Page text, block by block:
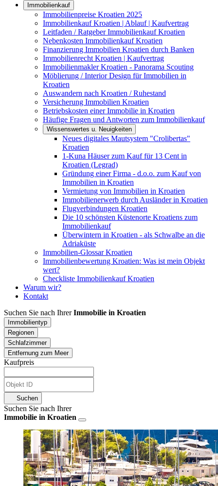
Immobilienkauf
Immobilienpreise Kroatien 2025
Immobilienkauf Kroatien | Ablauf | Kaufvertrag
Leitfaden / Ratgeber Immobilienkauf Kroatien
Nebenkosten Immobilienkauf Kroatien
Finanzierung Immobilien Kroatien durch Banken
Immobilienrecht Kroatien | Kaufvertrag
Immobilienmakler Kroatien - Panorama Scouting
Möblierung / Interior Design für Immobilien in
Kroatien
Auswandern nach Kroatien / Ruhestand
Versicherung Immobilien Kroatien
Betriebskosten einer Immobilie in Kroatien
Häufige Fragen und Antworten zum Immobilienkauf
Wissenswertes u. Neuigkeiten
Neues digitales Mautsystem "Crolibertas"
Kroatien
1-Kuna Häuser zum Kauf für 13 Cent in
Kroatien (Legrad)
Gründung einer Firma - d.o.o. zum Kauf von
Immobilien in Kroatien
Vermietung von Immobilien in Kroatien
Immobilienerwerb durch Ausländer in Kroatien
Flugverbindungen Kroatien
Die 10 schönsten Küstenorte Kroatiens zum
Immobilienkauf
Überwintern in Kroatien - als Schwalbe an die
Adriaküste
Immobilien-Glossar Kroatien
Immobilienbewertung Kroatien: Was ist mein Objekt
wert?
Checkliste Immobilienkauf Kroatien
Warum wir?
Kontakt
Suchen Sie nach IhrerImmobilie in Kroatien
Immobilientyp
Regionen
Schlafzimmer
Entfernung zum Meer
Kaufpreis
Suchen
Suchen Sie nach Ihrer
Immobilie in Kroatien